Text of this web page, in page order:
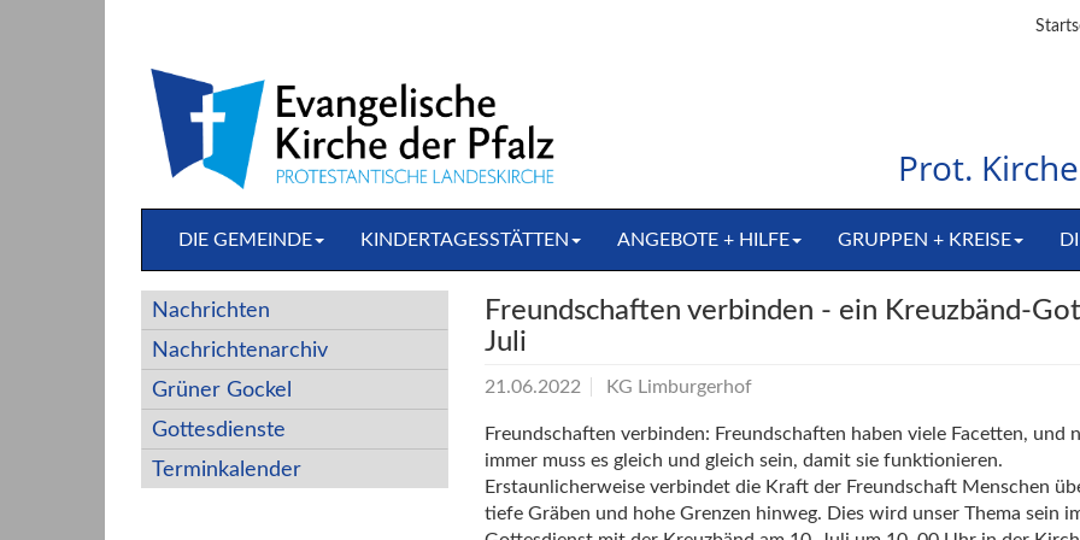
Inhalt
springen
Prot.
DIE GEMEINDE KINDERTAGESSTÄTTEN ANGEBOTE + HILFE GRUPPEN + KREISE
Nachrichten
Nachrichtenarchiv
Grüner Gockel
Gottesdienste
Terminkalender
Freundschaften verbinden - ein Kreuzbänd-
Juli
21.06.2022 KG Limburgerhof
Freundschaften verbinden: Freundschaften haben viele Facetten, und
immer muss es gleich und gleich sein, damit sie funktionieren.
Erstaunlicherweise verbindet die Kraft der Freundschaft Menschen
tiefe Gräben und hohe Grenzen hinweg. Dies wird unser Thema sein